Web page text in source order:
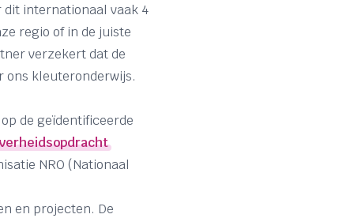
dit internationaal vaak 4
regio of in de juiste
verzekert dat de
ons kleuteronderwijs.
de geïdentificeerde
NRO (Nationaal
en projecten. De